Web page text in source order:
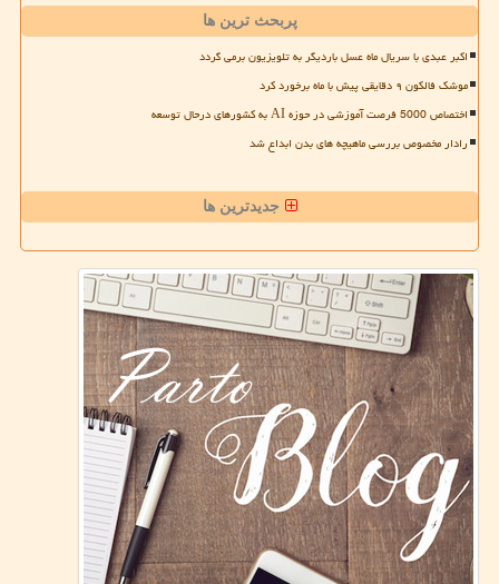
پربحث ترین ها
اکبر عبدی با سریال ماه عسل باردیگر به تلویزیون برمی گردد
موشک فالکون ۹ دقایقی پیش با ماه برخورد کرد
اختصاص 5000 فرصت آموزشی در حوزه AI به کشورهای درحال توسعه
رادار مخصوص بررسی ماهیچه های بدن ابداع شد
جدیدترین ها